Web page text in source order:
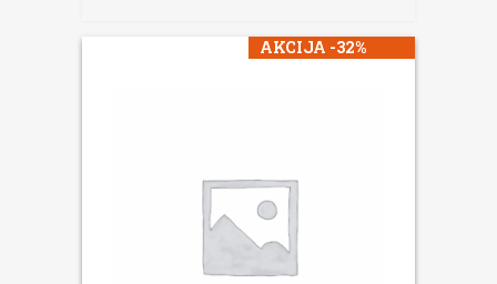
AKCIJA -32%